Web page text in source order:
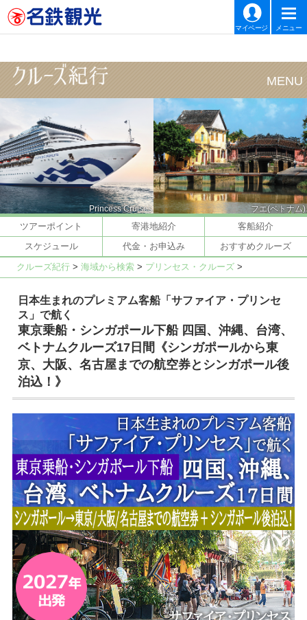
マイページ メニュー
Princess Cruises フエ(ベトナム)
ツアーポイント 寄港地紹介
客船紹介
スケジュール
代金・お申込み おすすめクルーズ
クルーズ紀行> 海域から検索> プリンセス・クルーズ>
日本生まれのプレミアム客船「サファイア・プリンセ
ス」で航く
東京乗船・シンガポール下船 四国、沖縄、台湾、
ベトナムクルーズ17日間《シンガポールから東
京、大阪、名古屋までの航空券とシンガポール後
泊込！》